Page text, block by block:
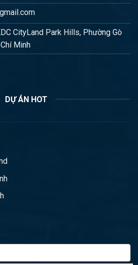
CityLand Park Hills, Phường Gò
Minh
DỰ ÁN HOT